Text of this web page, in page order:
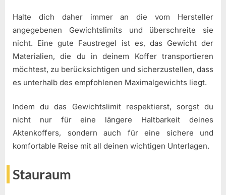
Halte dich daher immer an die vom Hersteller
angegebenen Gewichtslimits und überschreite sie
nicht. Eine gute Faustregel ist es, das Gewicht der
Materialien, die du in deinem Koffer transportieren
möchtest, zu berücksichtigen und sicherzustellen, dass
es unterhalb des empfohlenen Maximalgewichts liegt.
Indem du das Gewichtslimit respektierst, sorgst du
nicht nur für eine längere Haltbarkeit deines
Aktenkoffers, sondern auch für eine sichere und
komfortable Reise mit all deinen wichtigen Unterlagen.
Stauraum